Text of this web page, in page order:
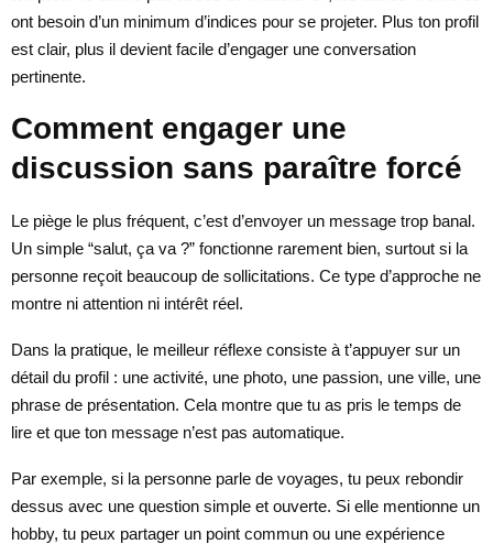
ont besoin d’un minimum d’indices pour se projeter. Plus ton profil
est clair, plus il devient facile d’engager une conversation
pertinente.
Comment engager une
discussion sans paraître forcé
Le piège le plus fréquent, c’est d’envoyer un message trop banal.
Un simple “salut, ça va ?” fonctionne rarement bien, surtout si la
personne reçoit beaucoup de sollicitations. Ce type d’approche ne
montre ni attention ni intérêt réel.
Dans la pratique, le meilleur réflexe consiste à t’appuyer sur un
détail du profil : une activité, une photo, une passion, une ville, une
phrase de présentation. Cela montre que tu as pris le temps de
lire et que ton message n’est pas automatique.
Par exemple, si la personne parle de voyages, tu peux rebondir
dessus avec une question simple et ouverte. Si elle mentionne un
hobby, tu peux partager un point commun ou une expérience